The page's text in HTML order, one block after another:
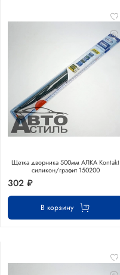
Щетка дворника 500мм АЛКА Kontakt
силикон/графит 150200
302 ₽
В корзину